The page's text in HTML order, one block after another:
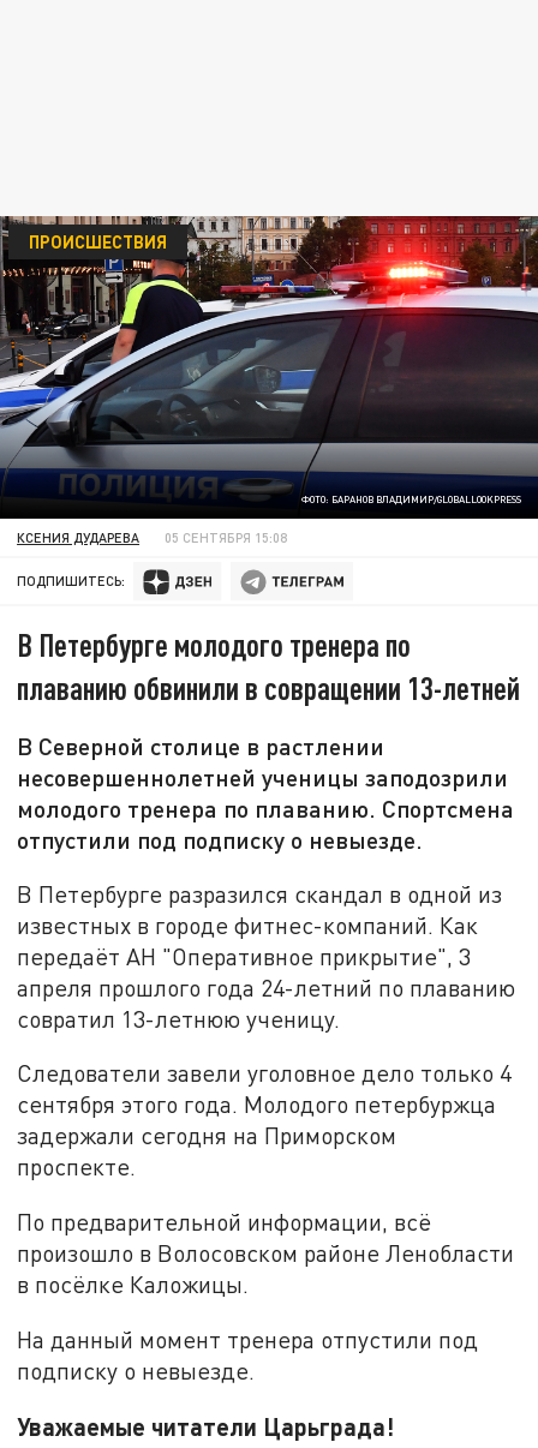
ФОТО: БАРАНОВ ВЛАДИМИР/GLOBALLOOKPRESS
ПРОИСШЕСТВИЯ
КСЕНИЯ ДУДАРЕВА 05 СЕНТЯБРЯ 15:08
ПОДПИШИТЕСЬ:
В Петербурге молодого тренера по
плаванию обвинили в совращении 13-летней
В Северной столице в растлении
несовершеннолетней ученицы заподозрили
молодого тренера по плаванию. Спортсмена
отпустили под подписку о невыезде.
В Петербурге разразился скандал в одной из
известных в городе фитнес-компаний. Как
передаёт АН "Оперативное прикрытие", 3
апреля прошлого года 24-летний по плаванию
совратил 13-летнюю ученицу.
Следователи завели уголовное дело только 4
сентября этого года. Молодого петербуржца
задержали сегодня на Приморском
проспекте.
По предварительной информации, всё
произошло в Волосовском районе Ленобласти
в посёлке Каложицы.
На данный момент тренера отпустили под
подписку о невыезде.
Уважаемые читатели Царьграда!